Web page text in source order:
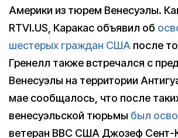
Америки из тюрем Венесуэлы.
RTVI.US, Каракас объявил об
шестерых граждан США после
Гренелл также встречался с
Венесуэлы на территории
мае сообщалось, что после
венесуэльской тюрьмы был
ветеран ВВС США Джозеф Сент-